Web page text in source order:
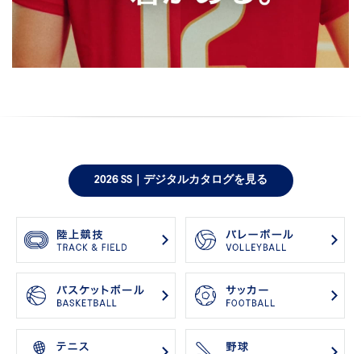
2026 SS｜デジタルカタログを見る